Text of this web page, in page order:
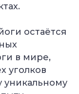
остаётся
в мире,
уголков
уникальному